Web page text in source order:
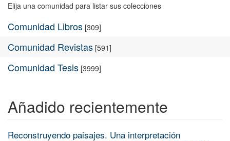
Elija una comunidad para listar sus colecciones
Comunidad Libros [309]
Comunidad Revistas [591]
Comunidad Tesis [3999]
Añadido recientemente
Reconstruyendo paisajes. Una interpretación